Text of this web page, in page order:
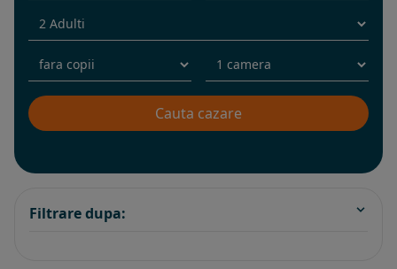
Filtrare dupa: